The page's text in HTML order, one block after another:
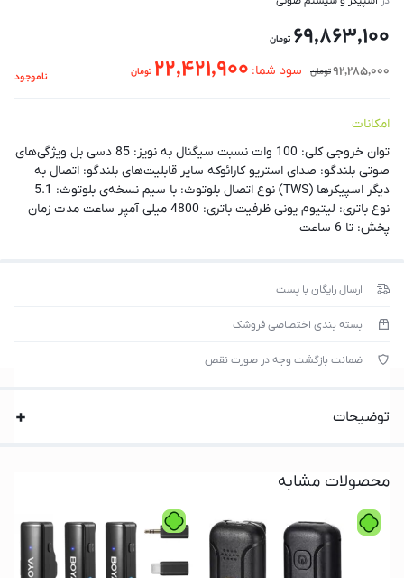
69,863,100 تومان
92,285,000تومان سود شما: 22,421,900 تومان ناموجود
امکانات
توان خروجی کلی: 100 وات نسبت سیگنال به نویز: 85 دسی بل ویژگی‌های
صوتی بلندگو: صدای استریو کارائوکه سایر قابلیت‌های بلندگو: اتصال به
دیگر اسپیکرها (TWS) نوع اتصال بلوتوث: با سیم نسخه‌ی بلوتوث: 5.1
نوع باتری: لیتیوم یونی ظرفیت باتری: 4800 میلی آمپر ساعت مدت زمان
پخش: تا 6 ساعت
ارسال رایگان با پست
بسته بندی اختصاصی فروشک
ضمانت بازگشت وجه در صورت نقص
توضیحات
محصولات مشابه